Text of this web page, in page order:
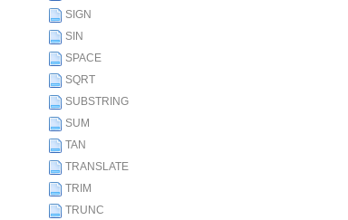
SIGN
SIN
SPACE
SQRT
SUBSTRING
SUM
TAN
TRANSLATE
TRIM
TRUNC